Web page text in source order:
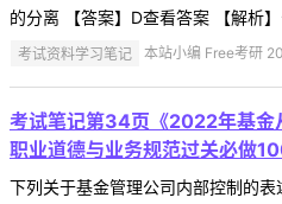
的分离 【答案】D查看答案 【解析
考试资料学习笔记 本站小编 Free考研
考试笔记第34页《2022年基金
职业道德与业务规范过关必做
下列关于基金管理公司内部控制